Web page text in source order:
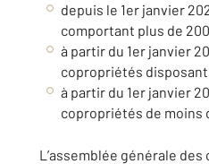
depuis le 1er janvier
comportant plus de
à partir du 1er janvier
copropriétés
à partir du 1er janvier
copropriétés de moins
L’assemblée générale